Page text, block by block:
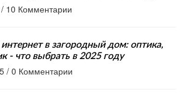
/ 10 Комментарии
в загородный дом: оптика,
- что выбрать в 2025 году
/ 0 Комментарии